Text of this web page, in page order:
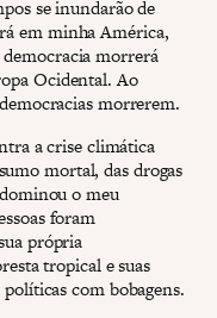
se inundarão de
em minha América,
morrerá
Ocidental. Ao
morrerem.
a crise climática
mortal, das drogas
o meu
foram
própria
tropical e suas
com bobagens.